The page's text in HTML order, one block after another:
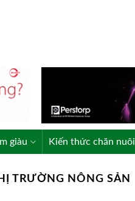
giàu Kiến thức chăn nuôi
TRƯỜNG NÔNG SẢN